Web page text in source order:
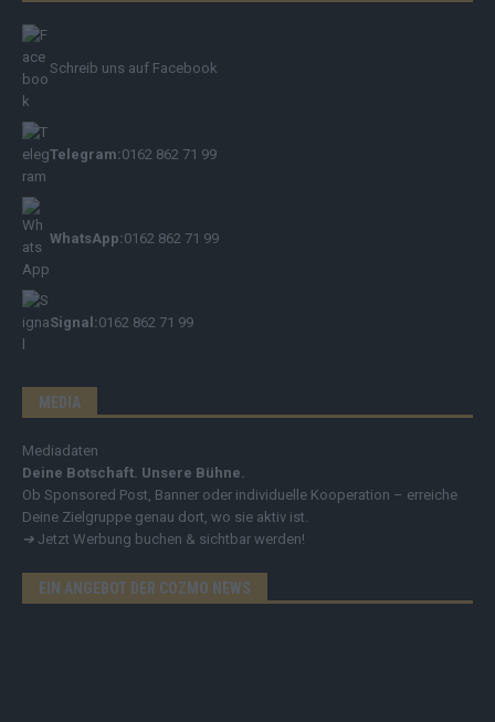
Schreib uns auf Facebook
Telegram:0162 862 71 99
WhatsApp:0162 862 71 99
Signal:0162 862 71 99
MEDIA
Mediadaten
Deine Botschaft. Unsere Bühne.
Ob Sponsored Post, Banner oder individuelle Kooperation – erreiche
Deine Zielgruppe genau dort, wo sie aktiv ist.
➔ Jetzt Werbung buchen & sichtbar werden!
EIN ANGEBOT DER COZMO NEWS